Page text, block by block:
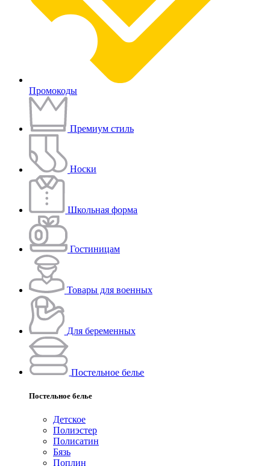
Промокоды
Премиум стиль
Носки
Школьная форма
Гостиницам
Товары для военных
Для беременных
Постельное белье
Постельное белье
Детское
Полиэстeр
Полисатин
Бязь
Поплин